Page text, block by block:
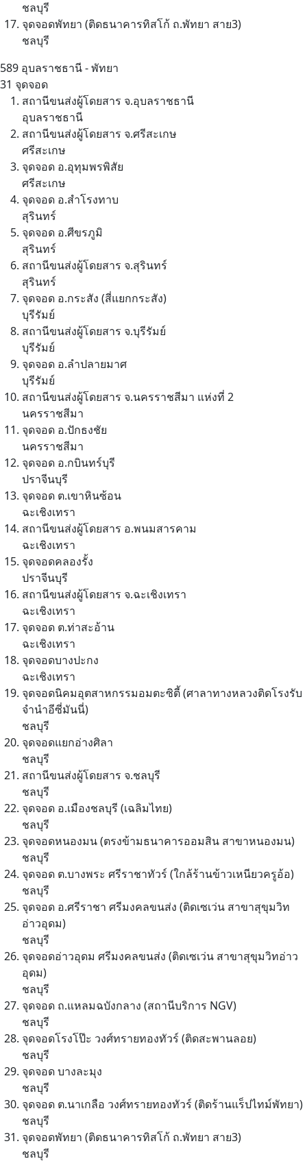
ชลบุรี
จุดจอดพัทยา (ติดธนาคารทิสโก้ ถ.พัทยา สาย3)
ชลบุรี
589 อุบลราชธานี - พัทยา
31 จุดจอด
สถานีขนส่งผู้โดยสาร จ.อุบลราชธานี
อุบลราชธานี
สถานีขนส่งผู้โดยสาร จ.ศรีสะเกษ
ศรีสะเกษ
จุดจอด อ.อุทุมพรพิสัย
ศรีสะเกษ
จุดจอด อ.สำโรงทาบ
สุรินทร์
จุดจอด อ.ศีขรภูมิ
สุรินทร์
สถานีขนส่งผู้โดยสาร จ.สุรินทร์
สุรินทร์
จุดจอด อ.กระสัง (สี่แยกกระสัง)
บุรีรัมย์
สถานีขนส่งผู้โดยสาร จ.บุรีรัมย์
บุรีรัมย์
จุดจอด อ.ลำปลายมาศ
บุรีรัมย์
สถานีขนส่งผู้โดยสาร จ.นครราชสีมา แห่งที่ 2
นครราชสีมา
จุดจอด อ.ปักธงชัย
นครราชสีมา
จุดจอด อ.กบินทร์บุรี
ปราจีนบุรี
จุดจอด ต.เขาหินซ้อน
ฉะเชิงเทรา
สถานีขนส่งผู้โดยสาร อ.พนมสารคาม
ฉะเชิงเทรา
จุดจอดคลองรั้ง
ปราจีนบุรี
สถานีขนส่งผู้โดยสาร จ.ฉะเชิงเทรา
ฉะเชิงเทรา
จุดจอด ต.ท่าสะอ้าน
ฉะเชิงเทรา
จุดจอดบางปะกง
ฉะเชิงเทรา
จุดจอดนิคมอุตสาหกรรมอมตะซิตี้ (ศาลาทางหลวงติดโรงรับ
จำนำอีซี่มันนี่)
ชลบุรี
จุดจอดแยกอ่างศิลา
ชลบุรี
สถานีขนส่งผู้โดยสาร จ.ชลบุรี
ชลบุรี
จุดจอด อ.เมืองชลบุรี (เฉลิมไทย)
ชลบุรี
จุดจอดหนองมน (ตรงข้ามธนาคารออมสิน สาขาหนองมน)
ชลบุรี
จุดจอด ต.บางพระ ศรีราชาทัวร์ (ใกล้ร้านข้าวเหนียวครูอ้อ)
ชลบุรี
จุดจอด อ.ศรีราชา ศรีมงคลขนส่ง (ติดเซเว่น สาขาสุขุมวิท
อ่าวอุดม)
ชลบุรี
จุดจอดอ่าวอุดม ศรีมงคลขนส่ง (ติดเซเว่น สาขาสุขุมวิทอ่าว
อุดม)
ชลบุรี
จุดจอด ถ.แหลมฉบังกลาง (สถานีบริการ NGV)
ชลบุรี
จุดจอดโรงโป๊ะ วงศ์ทรายทองทัวร์ (ติดสะพานลอย)
ชลบุรี
จุดจอด บางละมุง
ชลบุรี
จุดจอด ต.นาเกลือ วงศ์ทรายทองทัวร์ (ติดร้านแร็ปไทม์พัทยา)
ชลบุรี
จุดจอดพัทยา (ติดธนาคารทิสโก้ ถ.พัทยา สาย3)
ชลบุรี